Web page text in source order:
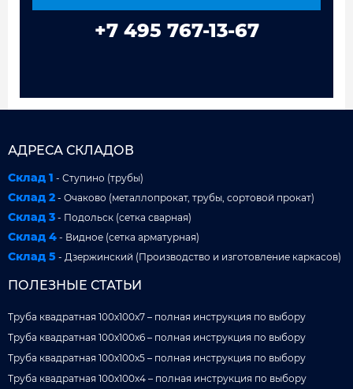
+7 495 767-13-67
АДРЕСА СКЛАДОВ
Склад 1 - Ступино (трубы)
Склад 2 - Очаково (металлопрокат, трубы, сортовой прокат)
Склад 3 - Подольск (сетка сварная)
Склад 4 - Видное (сетка арматурная)
Склад 5 - Дзержинский (Производство и изготовление каркасов)
ПОЛЕЗНЫЕ СТАТЬИ
Труба квадратная 100x100x7 – полная инструкция по выбору
Труба квадратная 100x100x6 – полная инструкция по выбору
Труба квадратная 100x100x5 – полная инструкция по выбору
Труба квадратная 100x100x4 – полная инструкция по выбору